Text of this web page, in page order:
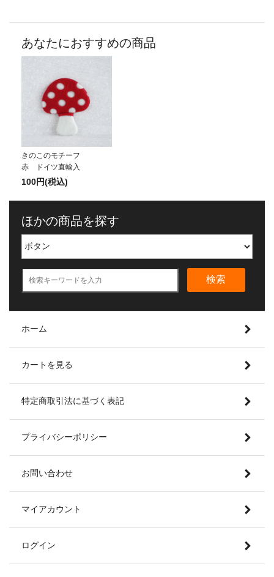
あなたにおすすめの商品
きのこのモチーフ
赤 ドイツ直輸入
100円(税込)
ほかの商品を探す
検索
ホーム
カートを見る
特定商取引法に基づく表記
プライバシーポリシー
お問い合わせ
マイアカウント
ログイン